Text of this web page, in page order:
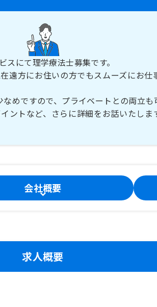
にて理学療法士募集です。
遠方にお住いの方でもスムーズにお仕
めですので、プライベートとの両立も
ントなど、さらに詳細をお話いたしま
会社概要
求人概要